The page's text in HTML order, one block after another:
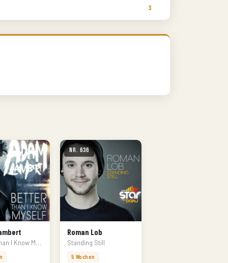
3
Better Than I Know Myself
Nr. 636
Roman Lob
Standing Still
5 Wochen